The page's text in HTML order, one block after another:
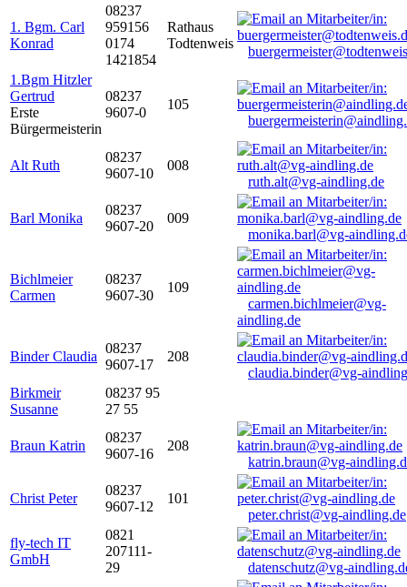
1. Bgm. Carl
Konrad
08237
959156
0174
1421854
Rathaus
Todtenweis
1.Bgm Hitzler
Gertrud
Erste
Bürgermeisterin
08237
9607-0
105
Alt Ruth
08237
9607-10
008
ruth.alt@vg-aindling.de
Barl Monika
08237
9607-20
009
monika.barl@vg-
Bichlmeier
Carmen
08237
9607-30
109
carmen.bichlmeier@vg-
aindling.de
Binder Claudia
08237
9607-17
208
claudia.binder@vg-
Birkmeir
Susanne
08237 95
27 55
Braun Katrin
08237
9607-16
208
katrin.braun@vg-
Christ Peter
08237
9607-12
101
peter.christ@vg-aindling.de
fly-tech IT
GmbH
0821
207111-
29
datenschutz@vg-